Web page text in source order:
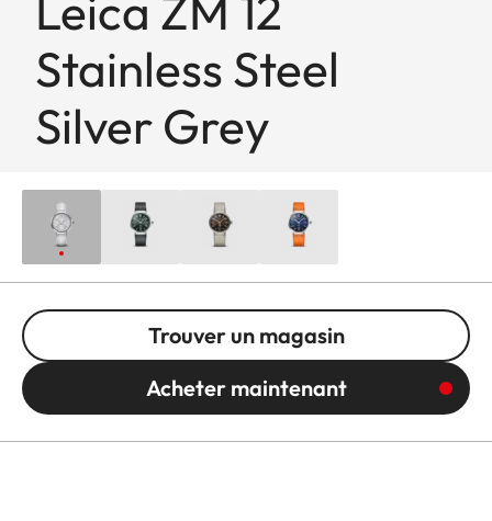
Stainless Steel
Silver Grey
Trouver un magasin
Acheter maintenant